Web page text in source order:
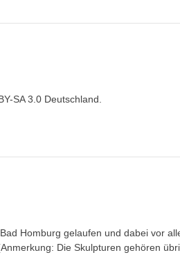
SA 3.0 Deutschland.
Homburg gelaufen und dabei vor
Die Skulpturen gehören